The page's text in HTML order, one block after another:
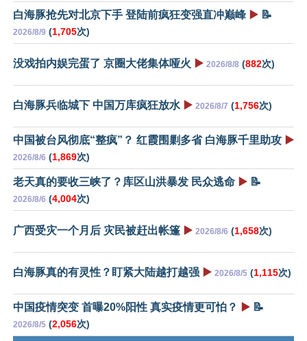
白海豚抢先对北京下手 登陆前疯狂变强直冲巅峰 ▶️ 📝
2026/8/9 (1,705次)
没戏拍内娱完蛋了 京圈大佬集体哑火 ▶️ 2026/8/8 (882次)
白海豚兵临城下 中国万库疯狂放水 ▶️ 2026/8/7 (1,756次)
中国被台风彻底“整疯”？ 红霞围剿多省 白海豚千里助攻 ▶️
2026/8/6 (1,869次)
老天真的要收三峡了？库区山洪暴发 民众逃命 ▶️ 📝
2026/8/6 (4,004次)
广西受灾一个月后 灾民被赶出帐篷 ▶️ 2026/8/6 (1,658次)
白海豚真的有灵性？盯紧大陆越打越强 ▶️ 2026/8/5 (1,115次)
中国疫情突变 首曝20%阳性 真实疫情更可怕？ ▶️ 📝
2026/8/5 (2,056次)